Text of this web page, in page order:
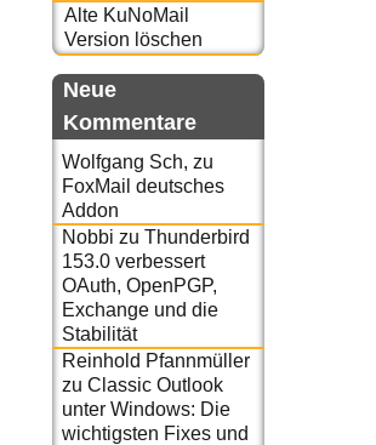
Alte KuNoMail
Version löschen
Neue
Kommentare
Wolfgang Sch, zu
FoxMail deutsches
Addon
Nobbi zu Thunderbird
153.0 verbessert
OAuth, OpenPGP,
Exchange und die
Stabilität
Reinhold Pfannmüller
zu Classic Outlook
unter Windows: Die
wichtigsten Fixes und